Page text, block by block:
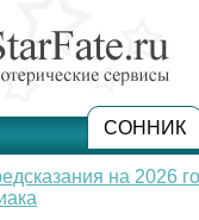
СОННИК
на 2026